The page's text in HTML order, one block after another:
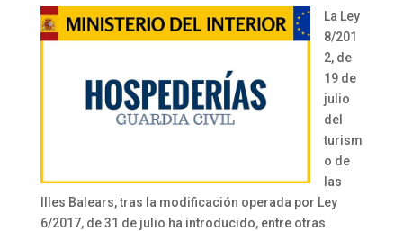
La Ley
8/201
2, de
19 de
julio
del
turism
o de
las
Illes Balears, tras la modificación operada por Ley
6/2017, de 31 de julio ha introducido, entre otras